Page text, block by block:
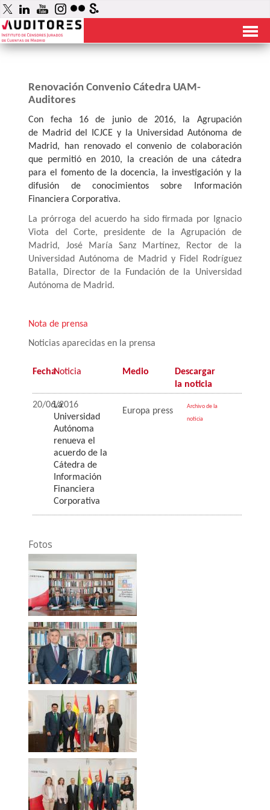
Renovación Convenio Cátedra UAM-
Auditores
Con fecha 16 de junio de 2016, la Agrupación
de Madrid del ICJCE y la Universidad Autónoma de
Madrid, han renovado el convenio de colaboración
que permitió en 2010, la creación de una cátedra
para el fomento de la docencia, la investigación y la
difusión de conocimientos sobre Información
Financiera Corporativa.
La prórroga del acuerdo ha sido firmada por Ignacio
Viota del Corte, presidente de la Agrupación de
Madrid, José María Sanz Martínez, Rector de la
Universidad Autónoma de Madrid y Fidel Rodríguez
Batalla, Director de la Fundación de la Universidad
Autónoma de Madrid.
Nota de prensa
Noticias aparecidas en la prensa
FechaNoticia Medio
Descargar
la noticia
20/06/2016
La
Universidad
Autónoma
renueva el
acuerdo de la
Cátedra de
Información
Financiera
Corporativa
Europa press
Archivo de la
noticia
Fotos